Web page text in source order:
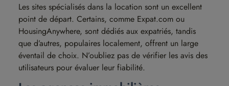
Les sites spécialisés dans la location sont un excellent
point de départ. Certains, comme Expat.com ou
HousingAnywhere, sont dédiés aux expatriés, tandis
que d’autres, populaires localement, offrent un large
éventail de choix. N’oubliez pas de vérifier les avis des
utilisateurs pour évaluer leur fiabilité.